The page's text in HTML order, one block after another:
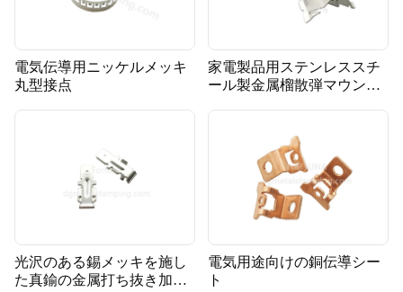
電気伝導用ニッケルメッキ
丸型接点
家電製品用ステンレススチ
ール製金属榴散弾マウント
光沢のある錫メッキを施し
た真鍮の金属打ち抜き加工
電気用途向けの銅伝導シー
ト